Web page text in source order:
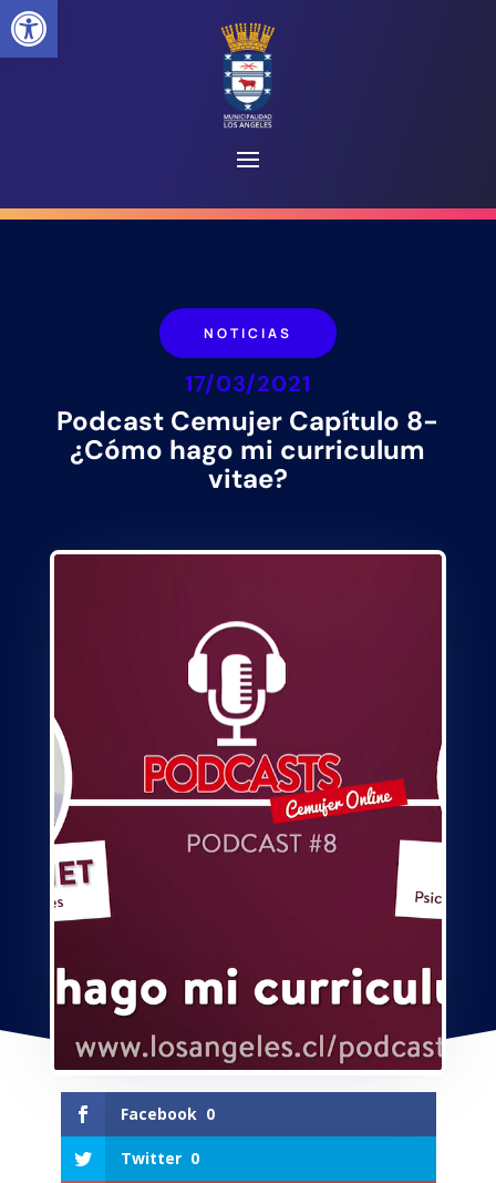
NOTICIAS
17/03/2021
Podcast Cemujer Capítulo 8-
¿Cómo hago mi curriculum
vitae?
Facebook 0
Twitter 0